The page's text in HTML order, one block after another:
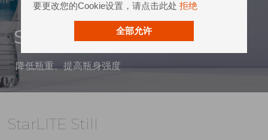
要更改您的Cookie设置，请点击此处 拒绝
全部允许
StarLITE Still
降低瓶重、提高瓶身强度
StarLITE Still